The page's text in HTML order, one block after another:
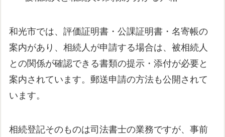
和光市では、評価証明書・公課証明書・名寄帳の
案内があり、相続人が申請する場合は、被相続人
との関係が確認できる書類の提示・添付が必要と
案内されています。郵送申請の方法も公開されて
います。
相続登記そのものは司法書士の業務ですが、事前